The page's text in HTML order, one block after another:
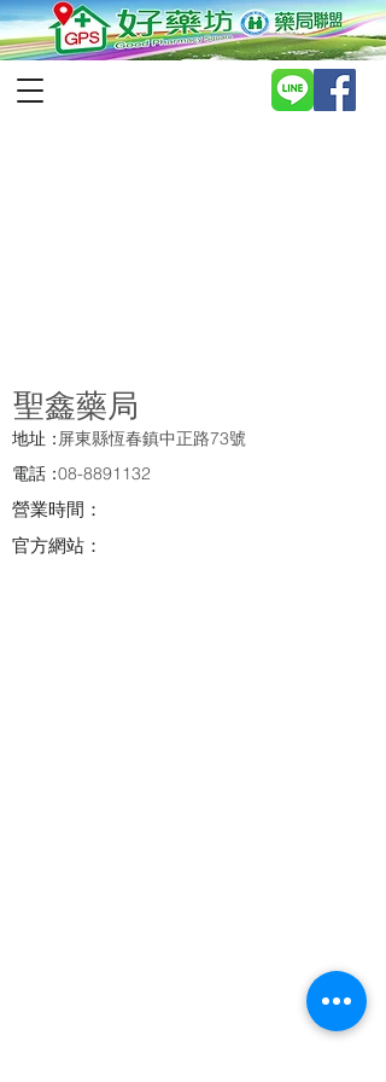
聖鑫藥局
地址：屏東縣恆春鎮中正路73號
電話：08-8891132
營業時間：
官方網站：